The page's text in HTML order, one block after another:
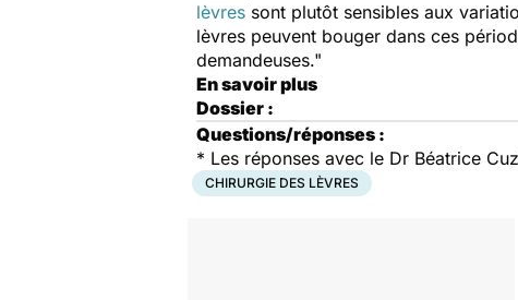
lèvres sont plutôt sensibles aux
lèvres peuvent bouger dans ces
demandeuses."
En savoir plus
Dossier :
Questions/réponses :
* Les réponses avec le Dr Béatrice
CHIRURGIE DES LÈVRES